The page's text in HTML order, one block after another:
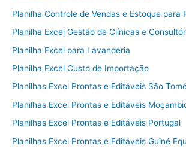
Planilha Controle de Vendas e Estoque para
Planilha Excel Gestão de Clínicas e
Planilha Excel para Lavanderia
Planilha Excel Custo de Importação
Planilhas Excel Prontas e Editáveis São
Planilhas Excel Prontas e Editáveis
Planilhas Excel Prontas e Editáveis Portugal
Planilhas Excel Prontas e Editáveis Guiné